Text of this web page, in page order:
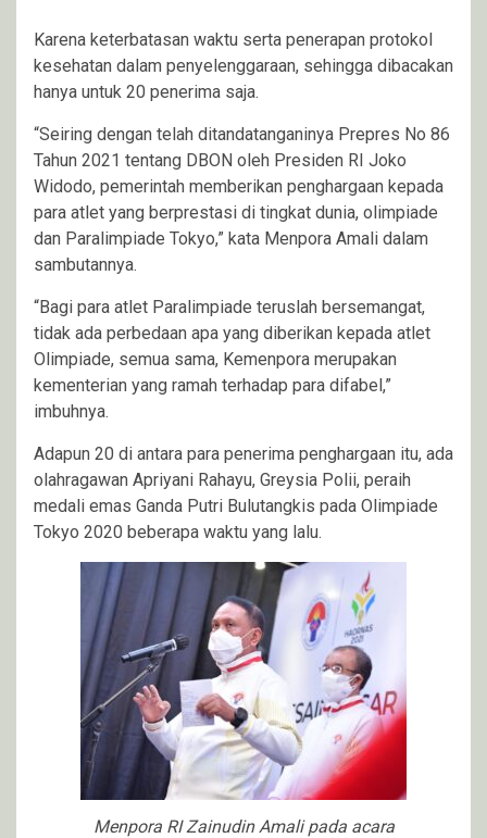
Karena keterbatasan waktu serta penerapan protokol
kesehatan dalam penyelenggaraan, sehingga dibacakan
hanya untuk 20 penerima saja.
“Seiring dengan telah ditandatanganinya Prepres No 86
Tahun 2021 tentang DBON oleh Presiden RI Joko
Widodo, pemerintah memberikan penghargaan kepada
para atlet yang berprestasi di tingkat dunia, olimpiade
dan Paralimpiade Tokyo,” kata Menpora Amali dalam
sambutannya.
“Bagi para atlet Paralimpiade teruslah bersemangat,
tidak ada perbedaan apa yang diberikan kepada atlet
Olimpiade, semua sama, Kemenpora merupakan
kementerian yang ramah terhadap para difabel,”
imbuhnya.
Adapun 20 di antara para penerima penghargaan itu, ada
olahragawan Apriyani Rahayu, Greysia Polii, peraih
medali emas Ganda Putri Bulutangkis pada Olimpiade
Tokyo 2020 beberapa waktu yang lalu.
Menpora RI Zainudin Amali pada acara